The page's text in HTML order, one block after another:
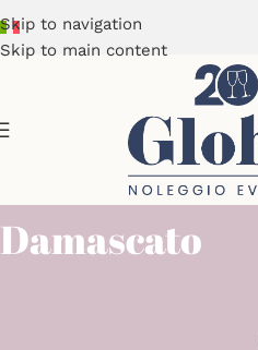
Skip to navigation
Skip to main content
Damascato